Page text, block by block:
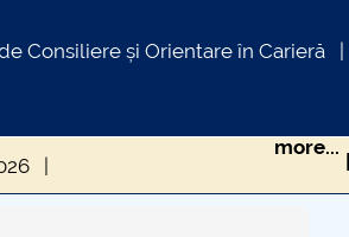
Consiliere și Orientare în Carieră
more...